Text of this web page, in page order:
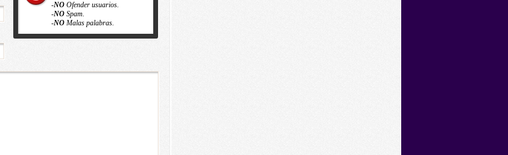
-NO Ofender usuarios.
-NO Spam.
-NO Malas palabras.